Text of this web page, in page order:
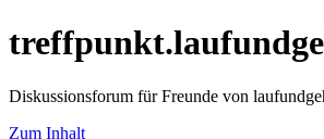
Diskussionsforum für Freunde von
Zum Inhalt